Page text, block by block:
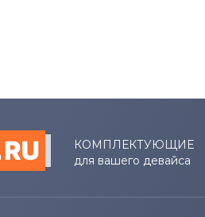
КОМПЛЕКТУЮЩИЕ
для вашего девайса